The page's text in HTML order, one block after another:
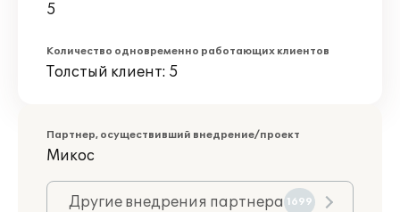
5
Количество одновременно работающих клиентов
Толстый клиент: 5
Партнер, осуществивший внедрение/проект
Микос
Другие внедрения партнера 1699